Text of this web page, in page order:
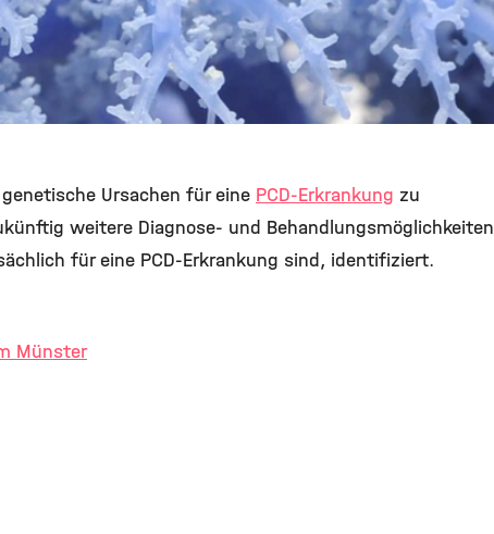
Ursachen für eine PCD-Erkrankung zu
weitere Diagnose- und Behandlungsmöglichkeiten
für eine PCD-Erkrankung sind, identifiziert.
Münster